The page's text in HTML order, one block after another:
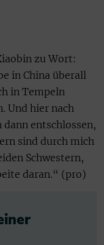
zu Wort:
in China überall
in Tempeln
Und hier nach
entschlossen,
sind durch mich
Schwestern,
daran.“ (pro)